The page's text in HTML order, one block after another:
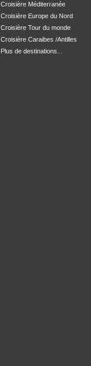
Croisière Méditerranée
Croisière Europe du Nord
Croisière Tour du monde
Croisière Caraibes /Antilles
Plus de destinations...